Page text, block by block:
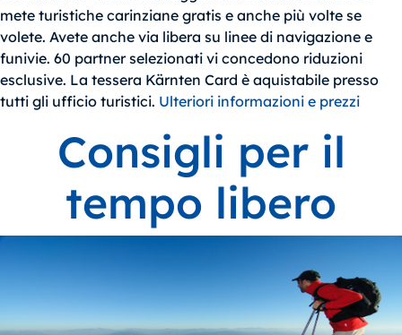
mete turistiche carinziane gratis e anche più volte se
volete. Avete anche via libera su linee di navigazione e
funivie. 60 partner selezionati vi concedono riduzioni
esclusive. La tessera Kärnten Card è aquistabile presso
tutti gli ufficio turistici. Ulteriori informazioni e prezzi
Consigli per il
tempo libero